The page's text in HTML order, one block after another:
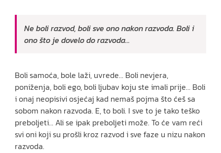
Ne boli razvod, boli sve ono nakon razvoda. Boli i
ono što je dovelo do razvoda…
Boli samoća, bole laži, uvrede… Boli nevjera,
poniženja, boli ego, boli ljubav koju ste imali prije… Boli
i onaj neopisivi osjećaj kad nemaš pojma što ćeš sa
sobom nakon razvoda. E, to boli. I sve to je tako teško
preboljeti… Ali se ipak preboljeti može. To će vam reći
svi oni koji su prošli kroz razvod i sve faze u nizu nakon
razvoda.